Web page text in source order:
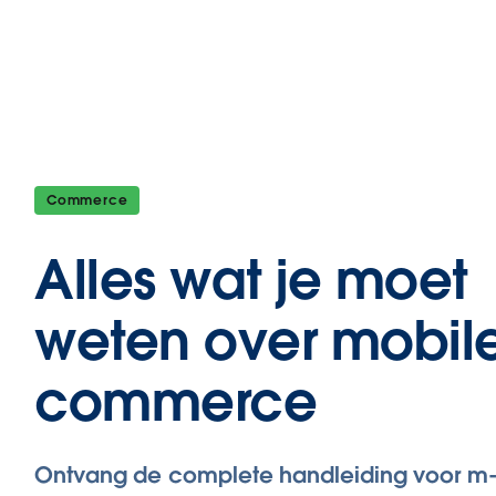
Commerce
Alles wat je moet
weten over
commerce
Ontvang de complete handleiding voor m-